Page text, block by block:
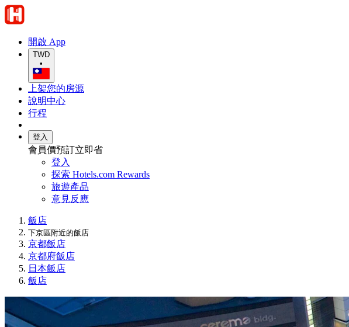
開啟 App
TWD
•
上架您的房源
說明中心
行程
登入
會員價預訂立即省
登入
探索 Hotels.com Rewards
旅遊產品
意見反應
飯店
下京區附近的飯店
京都飯店
京都府飯店
日本飯店
飯店